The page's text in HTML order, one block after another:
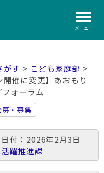
メニュー
がす > こども家庭部 >
催に変更】あおもり
ォーラム
募・募集
付：2026年2月3日
躍推進課